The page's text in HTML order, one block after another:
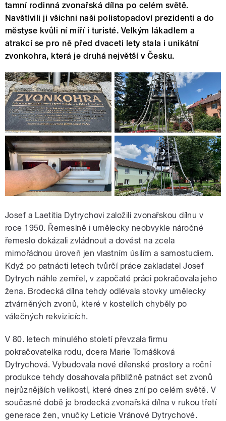
tamní rodinná zvonařská dílna po celém světě.
Navštívili ji všichni naši polistopadoví prezidenti a do
městyse kvůli ní míří i turisté. Velkým lákadlem a
atrakcí se pro ně před dvaceti lety stala i unikátní
zvonkohra, která je druhá největší v Česku.
Josef a Laetitia Dytrychovi založili zvonařskou dílnu v
roce 1950. Řemeslně i umělecky neobvykle náročné
řemeslo dokázali zvládnout a dovést na zcela
mimořádnou úroveň jen vlastním úsilím a samostudiem.
Když po patnácti letech tvůrčí práce zakladatel Josef
Dytrych náhle zemřel, v započaté práci pokračovala jeho
žena. Brodecká dílna tehdy odlévala stovky umělecky
ztvárněných zvonů, které v kostelích chyběly po
válečných rekvizicích.
V 80. letech minulého století převzala firmu
pokračovatelka rodu, dcera Marie Tomášková
Dytrychová. Vybudovala nové dílenské prostory a roční
produkce tehdy dosahovala přibližně patnáct set zvonů
nejrůznějších velikostí, které dnes zní po celém světě. V
současné době je brodecká zvonařská dílna v rukou třetí
generace žen, vnučky Leticie Vránové Dytrychové.